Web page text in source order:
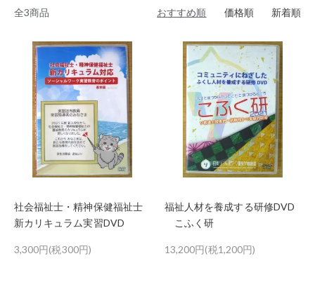
全3商品 おすすめ順 価格順 新着順
社会福祉士・精神保健福祉士
新カリキュラム実習DVD
3,300円(税300円)
福祉人材を養成する研修DVD
こふく研
13,200円(税1,200円)